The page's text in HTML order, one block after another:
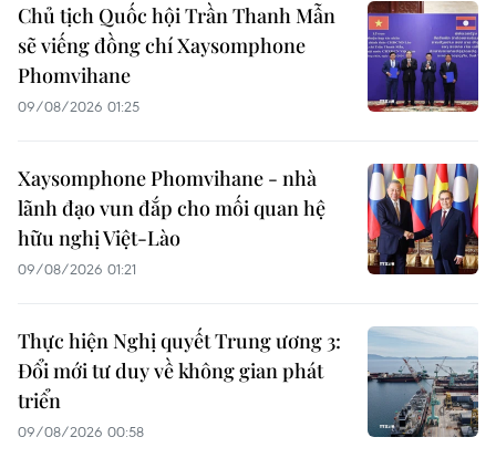
Chủ tịch Quốc hội Trần Thanh Mẫn
sẽ viếng đồng chí Xaysomphone
Phomvihane
09/08/2026 01:25
Xaysomphone Phomvihane - nhà
lãnh đạo vun đắp cho mối quan hệ
hữu nghị Việt-Lào
09/08/2026 01:21
Thực hiện Nghị quyết Trung ương 3:
Đổi mới tư duy về không gian phát
triển
09/08/2026 00:58